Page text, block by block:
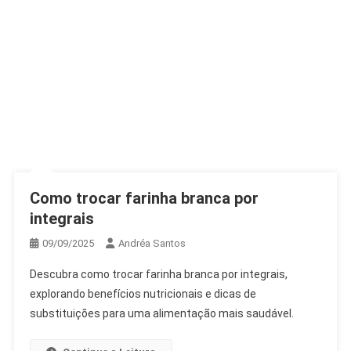
Como trocar farinha branca por
integrais
09/09/2025 Andréa Santos
Descubra como trocar farinha branca por integrais,
explorando benefícios nutricionais e dicas de
substituições para uma alimentação mais saudável.